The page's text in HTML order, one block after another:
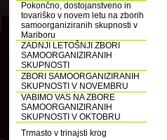
Pokončno, dostojanstveno in
tovariško v novem letu na zborih
samoorganiziranih skupnosti v
Mariboru
ZADNJI LETOŠNJI ZBORI
SAMOORGANIZIRANIH
SKUPNOSTI
ZBORI SAMOORGANIZIRANIH
SKUPNOSTI V NOVEMBRU
VABIMO VAS NA ZBORE
SAMOORGANIZIRANIH
SKUPNOSTI V OKTOBRU
Trmasto v trinajsti krog